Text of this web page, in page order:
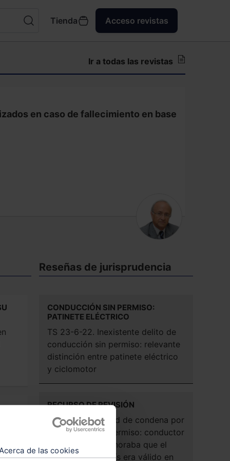
de las cookies
Tienda Acceso revistas
Ir a todas las revistas
en caso de fallecimiento en base
Reseñas de jurisprudencia
CONDUCCIÓN SIN PERMISO:
PATINETE ELÉCTRICO
TS 23-6-22. Inexistente delito de
conducción sin permiso: relevante
distinción entre patinete eléctrico
y ciclomotor
RECURSO DE REVISIÓN
TS 1-6-22. Nulidad de condena por
conducción sin permiso: conductor
extranjero que ignoraba que el
permiso de su país era válido en